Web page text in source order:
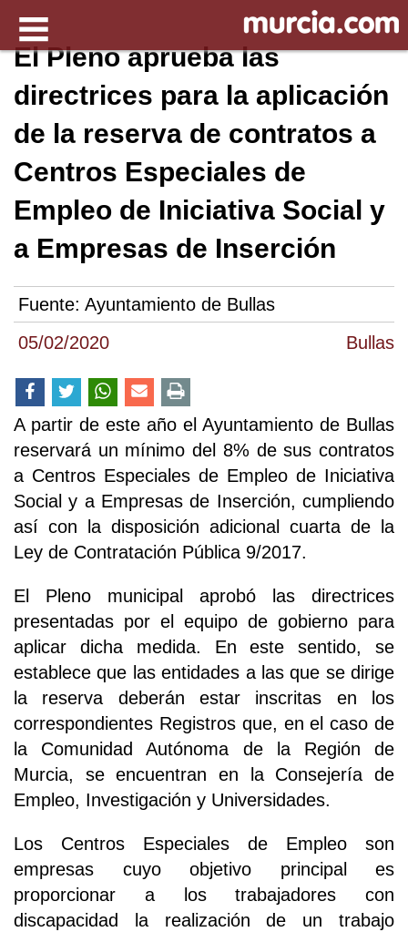
05/02/2020 Bullas
El Pleno aprueba las
directrices para la aplicación
de la reserva de contratos a
Centros Especiales de
Empleo de Iniciativa Social y
a Empresas de Inserción
Fuente: Ayuntamiento de Bullas
A partir de este año el Ayuntamiento de Bullas
reservará un mínimo del 8% de sus contratos
a Centros Especiales de Empleo de Iniciativa
Social y a Empresas de Inserción, cumpliendo
así con la disposición adicional cuarta de la
Ley de Contratación Pública 9/2017.
El Pleno municipal aprobó las directrices
presentadas por el equipo de gobierno para
aplicar dicha medida. En este sentido, se
establece que las entidades a las que se dirige
la reserva deberán estar inscritas en los
correspondientes Registros que, en el caso de
la Comunidad Autónoma de la Región de
Murcia, se encuentran en la Consejería de
Empleo, Investigación y Universidades.
Los Centros Especiales de Empleo son
empresas cuyo objetivo principal es
proporcionar a los trabajadores con
discapacidad la realización de un trabajo